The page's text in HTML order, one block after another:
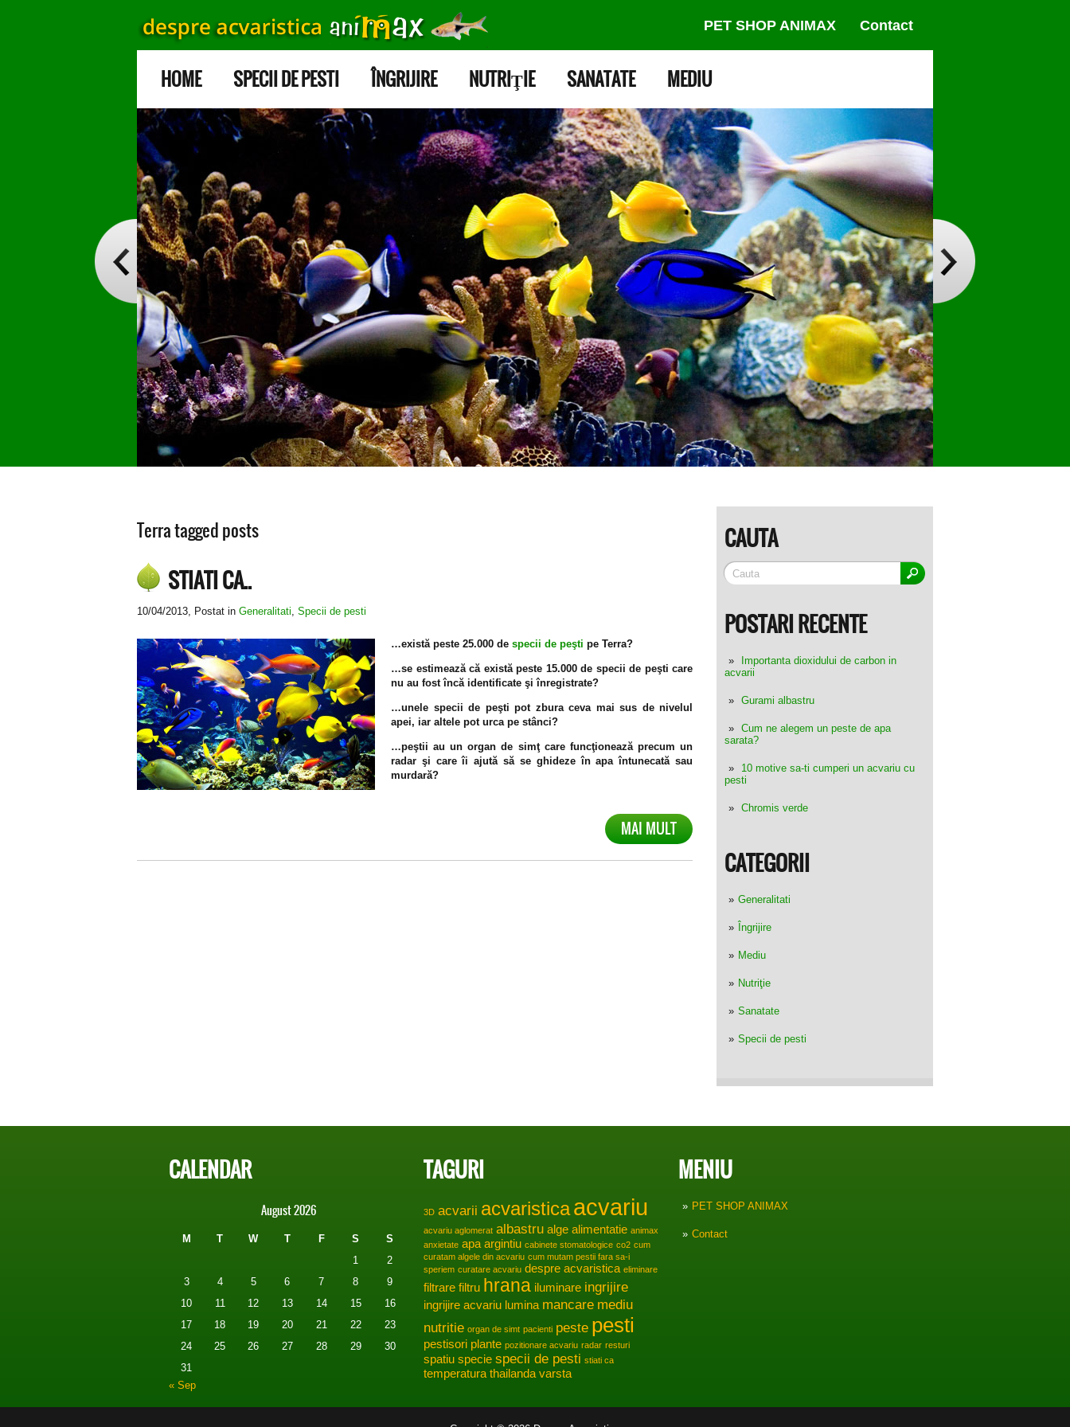
PET SHOP ANIMAX Contact
HOME SPECII DE PESTI ÎNGRIJIRE NUTRIŢIE SANATATE MEDIU
CAUTA
POSTARI RECENTE
Importanta dioxidului de carbon in
acvarii
Gurami albastru
Cum ne alegem un peste de apa
sarata?
10 motive sa-ti cumperi un acvariu cu
pesti
Chromis verde
CATEGORII
Generalitati
Îngrijire
Mediu
Nutriţie
Sanatate
Specii de pesti
Terra tagged posts
STIATI CA..
10/04/2013, Postat in Generalitati, Specii de pesti
…există peste 25.000 de specii de peşti pe Terra?
…se estimează că există peste 15.000 de specii de peşti care
nu au fost încă identificate şi înregistrate?
…unele specii de peşti pot zbura ceva mai sus de nivelul
apei, iar altele pot urca pe stânci?
…peştii au un organ de simţ care funcţionează precum un
radar şi care îi ajută să se ghideze în apa întunecată sau
murdară?
MAI MULT
CALENDAR
August 2026
M T W T F S
S
1
2
3
4 5 6 7 8
9
10
11 12 13 14 15
16
17
18 19 20 21 22
23
24
25 26 27 28 29
30
31
« Sep
TAGURI
3D acvarii acvaristicaacvariu
acvariu aglomerat albastru alge alimentatie animax
anxietate apa argintiu cabinete stomatologice co2 cum
curatam algele din acvariu cum mutam pestii fara sa-i
speriem curatare acvariu despre acvaristica eliminare
filtrare filtru hrana iluminare ingrijire
ingrijire acvariu lumina mancare mediu
nutritie organ de simt pacienti peste pesti
pestisori plante pozitionare acvariu radar resturi
spatiu specie specii de pesti stiati ca
temperatura thailanda varsta
MENIU
PET SHOP ANIMAX
Contact